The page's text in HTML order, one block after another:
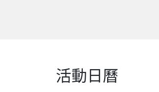
活動日曆